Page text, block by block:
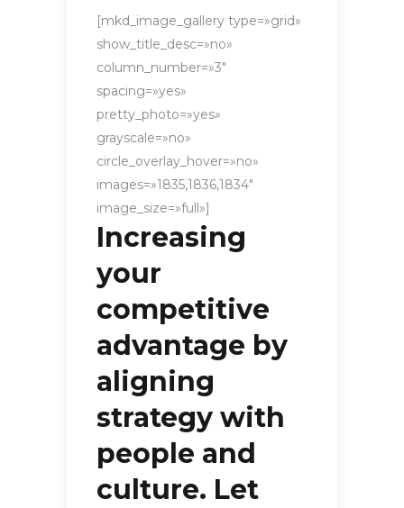
[mkd_image_gallery type=»grid»
show_title_desc=»no»
column_number=»3″
spacing=»yes»
pretty_photo=»yes»
grayscale=»no»
circle_overlay_hover=»no»
images=»1835,1836,1834″
image_size=»full»]
Increasing
your
competitive
advantage by
aligning
strategy with
people and
culture. Let